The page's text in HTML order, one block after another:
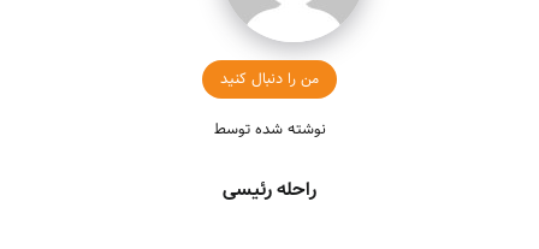
من را دنبال کنید
نوشته شده توسط
راحله رئیسی